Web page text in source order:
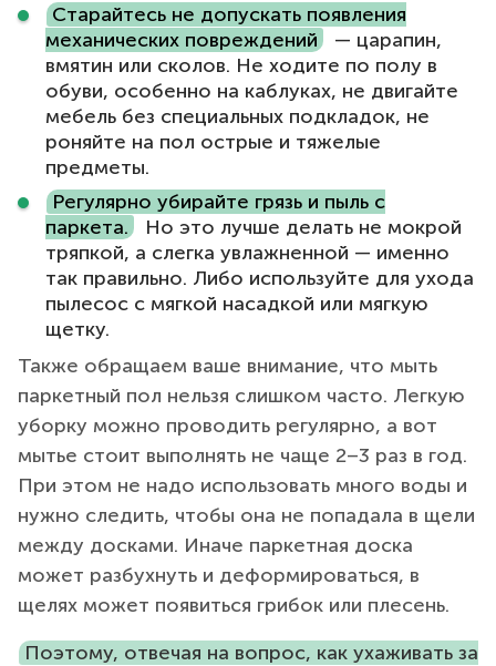
Старайтесь не допускать появления
механических повреждений
— царапин,
вмятин или сколов. Не ходите по полу в
обуви, особенно на каблуках, не двигайте
мебель без специальных подкладок, не
роняйте на пол острые и тяжелые
предметы.
Регулярно убирайте грязь и пыль с
паркета.
Но это лучше делать не мокрой
тряпкой, а слегка увлажненной — именно
так правильно. Либо используйте для ухода
пылесос с мягкой насадкой или мягкую
щетку.
Также обращаем ваше внимание, что мыть
паркетный пол нельзя слишком часто. Легкую
уборку можно проводить регулярно, а вот
мытье стоит выполнять не чаще 2–3 раз в год.
При этом не надо использовать много воды и
нужно следить, чтобы она не попадала в щели
между досками. Иначе паркетная доска
может разбухнуть и деформироваться, в
щелях может появиться грибок или плесень.
Поэтому, отвечая на вопрос, как ухаживать за